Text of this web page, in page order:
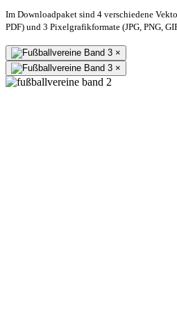
Im Downloadpaket sind 4 verschiedene
PDF) und 3 Pixelgrafikformate (JPG, PNG,
×
×